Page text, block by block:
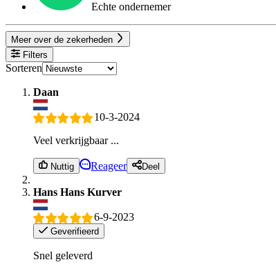
Echte ondernemer
Meer over de zekerheden
Filters
Sorteren
Daan
10-3-2024
Veel verkrijgbaar ...
Nuttig Reageer Deel
Hans Hans Kurver
6-9-2023
Geverifieerd
Snel geleverd